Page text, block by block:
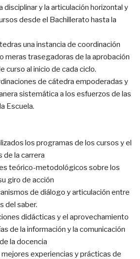
disciplinar y la articulación horizontal y
desde el Bachillerato hasta la
una instancia de coordinación
meras trasegadoras de la aprobación
curso al inicio de cada ciclo.
de cátedra empoderadas y
sistemática a los esfuerzos de las
Escuela.
los programas de los cursos y el
de la carrera
teórico-metodológicos sobre los
giro de acción
de diálogo y articulación entre
del saber.
didácticas y el aprovechamiento
de la información y la comunicación
la docencia
experiencias y prácticas de